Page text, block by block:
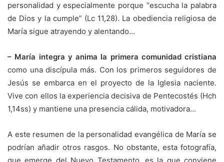
personalidad y especialmente porque “escucha la palabra
de Dios y la cumple” (Lc 11,28). La obediencia religiosa de
María sigue atrayendo y alentando…
– María integra y anima la primera comunidad cristiana
como una discípula más. Con los primeros seguidores de
Jesús se embarca en el proyecto de la Iglesia naciente.
Vive con ellos la experiencia decisiva de Pentecostés (Hch
1,14ss) y mantiene una presencia cálida, motivadora…
A este resumen de la personalidad evangélica de María se
podrían añadir otros rasgos. No obstante, esta fotografía,